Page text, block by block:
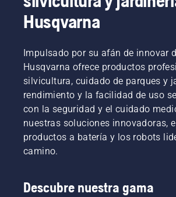
Husqvarna
Impulsado por su afán de innovar
Husqvarna ofrece productos
silvicultura, cuidado de parques y
rendimiento y la facilidad de uso
con la seguridad y el cuidado
nuestras soluciones innovadoras,
productos a batería y los robots
camino.
Descubre nuestra gama